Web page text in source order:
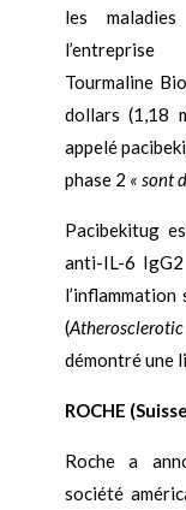
les
l’entreprise
Tourmaline
dollars (1,18
appelé
phase 2 « sont
Pacibekitug
anti-IL-6
l’inflammation
(
démontré une
ROCHE
Roche a
société